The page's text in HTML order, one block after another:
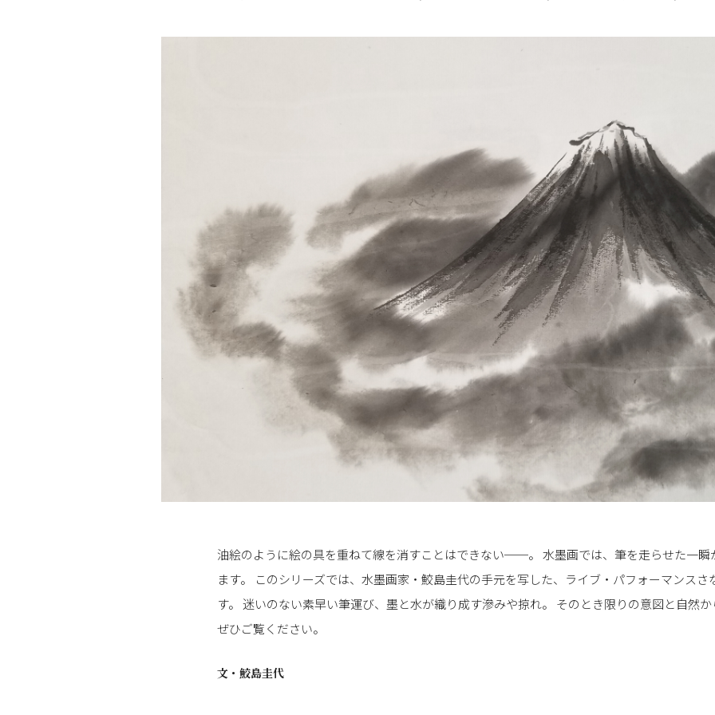
油絵のように絵の具を重ねて線を消すことはできない──。 水墨画では、筆を走らせた一瞬
ます。 このシリーズでは、水墨画家・鮫島圭代の手元を写した、ライブ・パフォーマンス
す。 迷いのない素早い筆運び、墨と水が織り成す滲みや掠れ。 そのとき限りの意図と自然
ぜひご覧ください。
文・ 鮫島圭代